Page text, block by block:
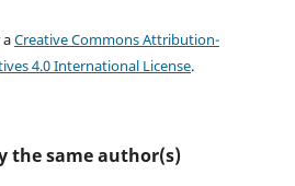
Creative Commons Attribution-
4.0 International License.
the same author(s)